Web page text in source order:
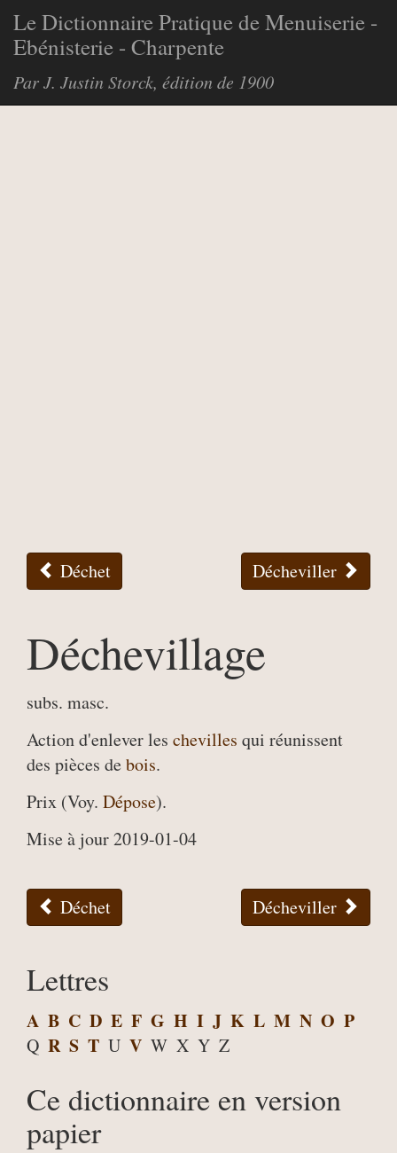
Le Dictionnaire Pratique de Menuiserie -
Ebénisterie - Charpente
Par J. Justin Storck, édition de 1900
Déchet Décheviller
Déchevillage
subs. masc.
Action d'enlever les chevilles qui réunissent
des pièces debois.
Prix (Voy. Dépose).
Mise à jour 2019-01-04
Déchet Décheviller
Lettres
A B C D E F G H I J K L M N O P
Q R S T U V W X Y Z
Ce dictionnaire en version
papier